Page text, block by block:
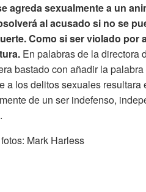
agreda sexualmente a un
al acusado si no se
Como si ser violado por
En palabras de la directora
bastado con añadir la
a los delitos sexuales
de un ser indefenso,
Mark Harless